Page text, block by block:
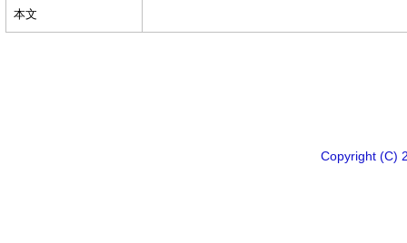
本文
Copyright (C)